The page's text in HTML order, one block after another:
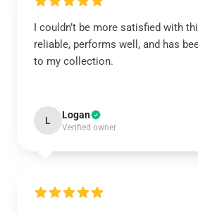
I couldn’t be more satisfied with
reliable, performs well, and has
to my collection.
L Logan
Verified owner